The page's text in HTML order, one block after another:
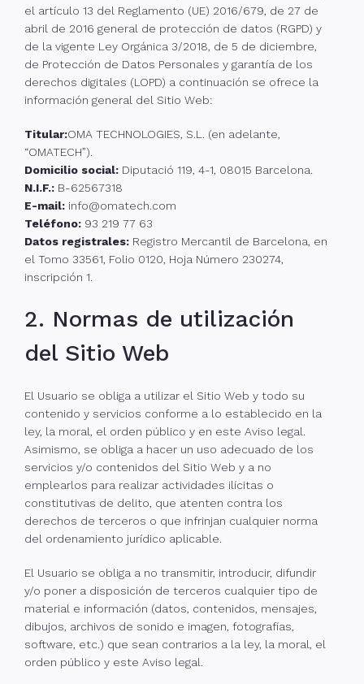
el artículo 13 del Reglamento (UE) 2016/679, de 27 de
abril de 2016 general de protección de datos (RGPD) y
de la vigente Ley Orgánica 3/2018, de 5 de diciembre,
de Protección de Datos Personales y garantía de los
derechos digitales (LOPD) a continuación se ofrece la
información general del Sitio Web:
Titular:OMA TECHNOLOGIES, S.L. (en adelante,
“OMATECH”).
Domicilio social: Diputació 119, 4-1, 08015 Barcelona.
N.I.F.: B-62567318
E-mail: info@omatech.com
Teléfono: 93 219 77 63
Datos registrales: Registro Mercantil de Barcelona, en
el Tomo 33561, Folio 0120, Hoja Número 230274,
inscripción 1.
2. Normas de utilización
del Sitio Web
El Usuario se obliga a utilizar el Sitio Web y todo su
contenido y servicios conforme a lo establecido en la
ley, la moral, el orden público y en este Aviso legal.
Asimismo, se obliga a hacer un uso adecuado de los
servicios y/o contenidos del Sitio Web y a no
emplearlos para realizar actividades ilícitas o
constitutivas de delito, que atenten contra los
derechos de terceros o que infrinjan cualquier norma
del ordenamiento jurídico aplicable.
El Usuario se obliga a no transmitir, introducir, difundir
y/o poner a disposición de terceros cualquier tipo de
material e información (datos, contenidos, mensajes,
dibujos, archivos de sonido e imagen, fotografías,
software, etc.) que sean contrarios a la ley, la moral, el
orden público y este Aviso legal.